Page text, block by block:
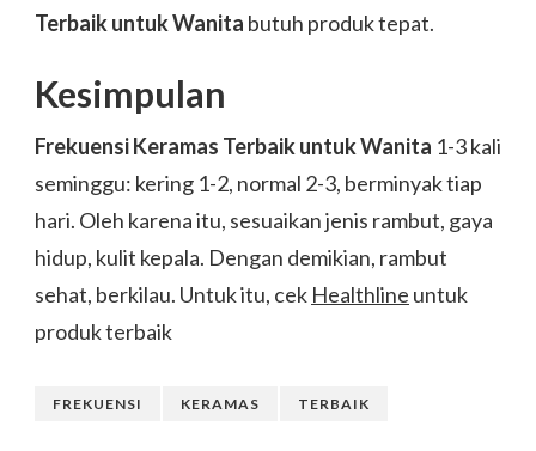
Terbaik untuk Wanita butuh produk tepat.
Kesimpulan
Frekuensi Keramas Terbaik untuk Wanita 1-3 kali
seminggu: kering 1-2, normal 2-3, berminyak tiap
hari. Oleh karena itu, sesuaikan jenis rambut, gaya
hidup, kulit kepala. Dengan demikian, rambut
sehat, berkilau. Untuk itu, cek Healthline untuk
produk terbaik
FREKUENSI KERAMAS TERBAIK